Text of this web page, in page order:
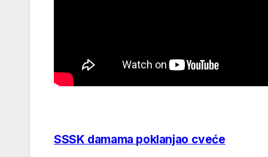
Post
SSSK damama poklanjao cveće